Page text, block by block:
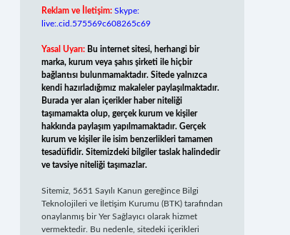
Reklam ve İletişim: Skype:
live:.cid.575569c608265c69
Yasal Uyarı: Bu internet sitesi, herhangi bir
marka, kurum veya şahıs şirketi ile hiçbir
bağlantısı bulunmamaktadır. Sitede yalnızca
kendi hazırladığımız makaleler paylaşılmaktadır.
Burada yer alan içerikler haber niteliği
taşımamakta olup, gerçek kurum ve kişiler
hakkında paylaşım yapılmamaktadır. Gerçek
kurum ve kişiler ile isim benzerlikleri tamamen
tesadüfidir. Sitemizdeki bilgiler taslak halindedir
ve tavsiye niteliği taşımazlar.
Sitemiz, 5651 Sayılı Kanun gereğince Bilgi
Teknolojileri ve İletişim Kurumu (BTK) tarafından
onaylanmış bir Yer Sağlayıcı olarak hizmet
vermektedir. Bu nedenle, sitedeki içerikleri